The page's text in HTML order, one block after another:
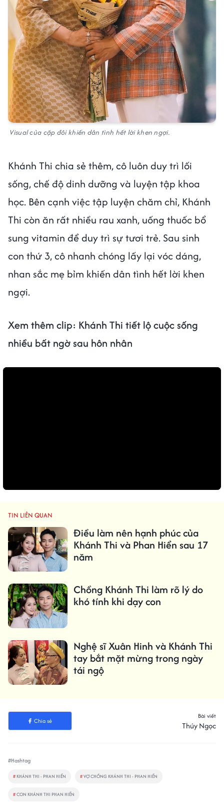
Visual của cặp đôi khiến dân tình hết lời khen ngợi.
Khánh Thi chia sẻ thêm, cô luôn duy trì lối
sống, chế độ dinh dưỡng và luyện tập khoa
học. Bên cạnh việc tập luyện chăm chỉ, Khánh
Thi còn ăn rất nhiều rau xanh, uống thuốc bổ
sung vitamin để duy trì sự tươi trẻ. Sau sinh
con thứ 3, cô nhanh chóng lấy lại vóc dáng,
nhan sắc mẹ bỉm khiến dân tình hết lời khen
ngợi.
Xem thêm clip: Khánh Thi tiết lộ cuộc sống
nhiều bất ngờ sau hôn nhân
TIN LIÊN QUAN
Điều làm nên hạnh phúc của
Khánh Thi và Phan Hiển sau 17
năm
Chồng Khánh Thi làm rõ lý do
khó tính khi dạy con
Nghệ sĩ Xuân Hinh và Khánh Thi
tay bắt mặt mừng trong ngày
tái ngộ
Chia sẻ
Bài viết
Thúy Ngọc
#Hashtag
# KHÁNH THI - PHAN HIỂN #VỢ CHỒNG KHÁNH THI - PHAN HIỂN
#CON KHÁNH THI PHAN HIỂN